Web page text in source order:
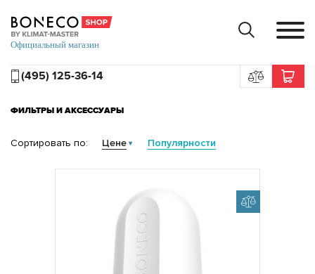
(495) 125-36-14
ФИЛЬТРЫ И АКСЕССУАРЫ
Сортировать по: Цене Популярности